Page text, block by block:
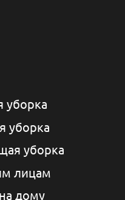
уборка
уборка
уборка
лицам
дому